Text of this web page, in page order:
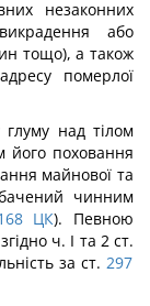
незаконних
або
тощо), а також
померлої
над тілом
поховання
майнової та
чинним
ЦК). Певною
ч. І та 2 ст.
за ст. 297